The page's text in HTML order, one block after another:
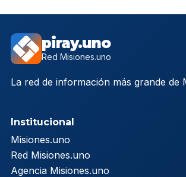
piray.uno
Red Misiones.uno
La red de información más grande de
Institucional
Misiones.uno
Red Misiones.uno
Agencia Misiones.uno